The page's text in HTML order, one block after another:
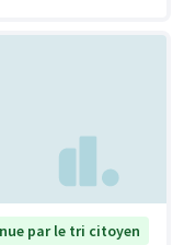
par le tri citoyen